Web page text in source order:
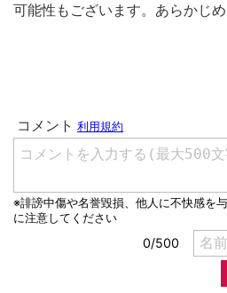
可能性もございます。あらかじめ